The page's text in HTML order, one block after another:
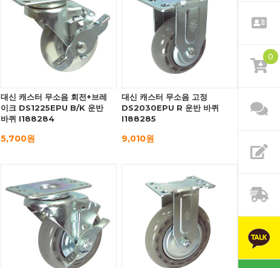
0
대신 캐스터 무소음 회전+브레
이크 DS1225EPU B/K 운반
바퀴 I188284
5,700원
대신 캐스터 무소음 고정
DS2030EPU R 운반 바퀴
I188285
9,010원